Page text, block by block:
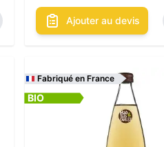
Ajouter au devis
Fabriqué en France
BIO